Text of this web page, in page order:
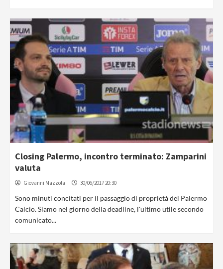
Closing Palermo, incontro terminato: Zamparini
valuta
Giovanni Mazzola 30/06/2017 20:30
Sono minuti concitati per il passaggio di proprietà del Palermo
Calcio. Siamo nel giorno della deadline, l'ultimo utile secondo
comunicato...